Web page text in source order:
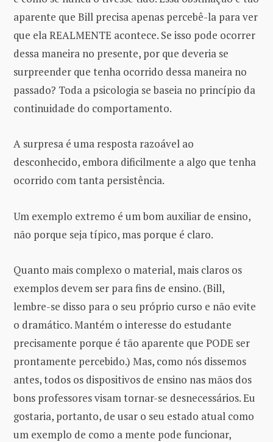
aparente que Bill precisa apenas percebê-la para ver
que ela REALMENTE acontece. Se isso pode ocorrer
dessa maneira no presente, por que deveria se
surpreender que tenha ocorrido dessa maneira no
passado? Toda a psicologia se baseia no princípio da
continuidade do comportamento.
A surpresa é uma resposta razoável ao
desconhecido, embora dificilmente a algo que tenha
ocorrido com tanta persistência.
Um exemplo extremo é um bom auxiliar de ensino,
não porque seja típico, mas porque é claro.
Quanto mais complexo o material, mais claros os
exemplos devem ser para fins de ensino. (Bill,
lembre-se disso para o seu próprio curso e não evite
o dramático. Mantém o interesse do estudante
precisamente porque é tão aparente que PODE ser
prontamente percebido.) Mas, como nós dissemos
antes, todos os dispositivos de ensino nas mãos dos
bons professores visam tornar-se desnecessários. Eu
gostaria, portanto, de usar o seu estado atual como
um exemplo de como a mente pode funcionar,